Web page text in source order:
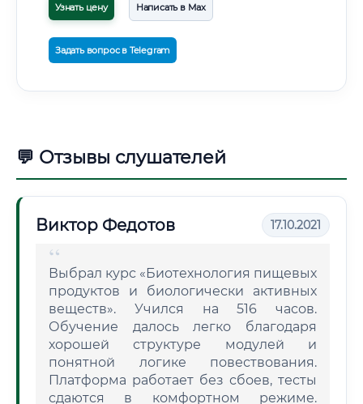
Узнать цену Написать в Max
Задать вопрос в Telegram
💬 Отзывы слушателей
Виктор Федотов 17.10.2021
Выбрал курс «Биотехнология пищевых
продуктов и биологически активных
веществ». Учился на 516 часов.
Обучение далось легко благодаря
хорошей структуре модулей и
понятной логике повествования.
Платформа работает без сбоев, тесты
сдаются в комфортном режиме.